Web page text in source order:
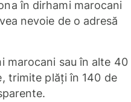
în dirhami marocani
nevoie de o adresă
marocani sau în alte 40
trimite plăți în 140 de